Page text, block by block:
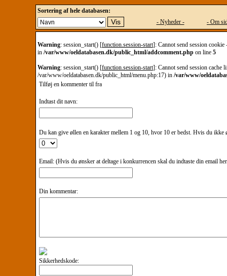
Sortering af hele databasen:
- Nyheder -
- Om
Warning: session_start() [function.session-start]: Cannot send session
in /var/www/oeldatabasen.dk/public_html/addcomment.php on line 5
Warning: session_start() [function.session-start]: Cannot send session cache
/var/www/oeldatabasen.dk/public_html/menu.php:17) in /var/www/
Tilføj en kommenter til fra
Indtast dit navn:
Du kan give øllen en karakter mellem 1 og 10, hvor 10 er bedst. Hvis du ikke
Email: (Hvis du ønsker at deltage i konkurrencen skal du indtaste din email
Din kommentar:
Sikkerhedskode: